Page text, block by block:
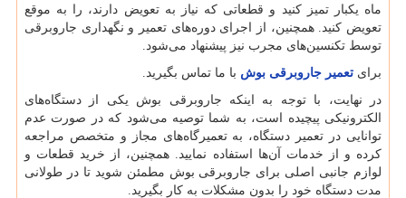
ماه یکبار تمیز کنید و قطعاتی که نیاز به تعویض دارند، را به موقع
تعویض کنید. همچنین، از اجرای دوره‌های تعمیر و نگهداری جاروبرقی
توسط تکنسین‌های مجرب نیز پیشنهاد می‌شود.
برای تعمیر جاروبرقی بوش با ما تماس بگیرید.
در نهایت، با توجه به اینکه جاروبرقی بوش یکی از دستگاه‌های
الکترونیکی پیچیده است، به شما توصیه می‌شود که در صورت عدم
توانایی در تعمیر دستگاه، به تعمیرگاه‌های مجاز و متخصص مراجعه
کرده و از خدمات آن‌ها استفاده نمایید. همچنین، از خرید قطعات و
لوازم جانبی اصلی برای جاروبرقی بوش مطمئن شوید تا در طولانی
مدت دستگاه خود را بدون مشکلات به کار بگیرید.